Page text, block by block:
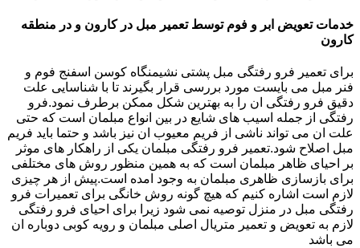
خدمات تعویض ابر و فوم توسط تعمیر مبل در کارون و در منطقه
کارون
برای تعمیر فرو رفتگی مبل پشتی نشیمنگاه کوسن اسفنج فوم و
فنر مبل می بایست مورد بررسی قرار بگیرند تا با شناسایی علت
دقیق فرو رفتگی ان را به بهترین شکل ممکن برطرف نمود.فرو
رفتگی از جمله اسیب های شایع در بین انواع مبلمان است که حتی
علت ان می تواند ناشی از فریم معیوب ان نیز باشد و حتما باید فریم
مبل اصلاح شود.تعمیر فرو رفتگی مبلمان یکی از راهکار های موثر
بر احیای ظاهر مبلمان است که به همین منظور روش های مختلفی
برای بازسازی ظاهری مبلمان به وجود امده است.پیش از هر چیزی
لازم است اشاره کنیم که هیچ گونه روش خانگی برای تعمیرات فرو
رفتگی مبل در منزل توصیه نمی شود زیرا برای احیای فرو رفتگی
لازم به تعویض و تعمیر متریال اصلی مبلمان و رویه کوبی دوباره ان
می باشد